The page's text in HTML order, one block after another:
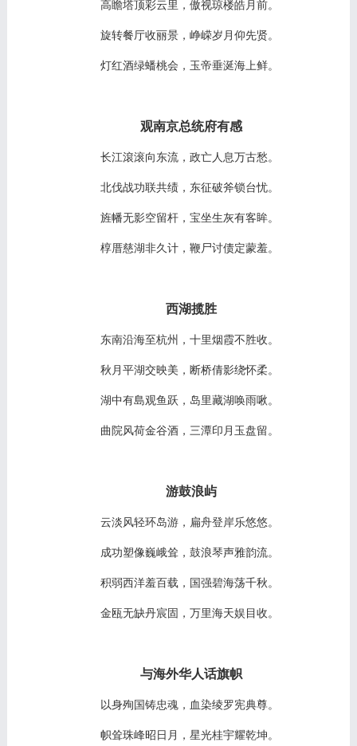
高瞻塔顶彩云里，傲视琼楼皓月前。
旋转餐厅收丽景，峥嵘岁月仰先贤。
灯红酒绿蟠桃会，玉帝垂涎海上鲜。
观南京总统府有感
长江滾滚向东流，政亡人息万古愁。
北伐战功联共绩，东征破斧锁台忧。
旌幡无影空留杆，宝坐生灰有客眸。
椁厝慈湖非久计，鞭尸讨债定蒙羞。
西湖揽胜
东南沿海至杭州，十里烟霞不胜收。
秋月平湖交映美，断桥倩影绕怀柔。
湖中有島观鱼跃，岛里藏湖唤雨啾。
曲院风荷金谷酒，三潭印月玉盘留。
游鼓浪屿
云淡风轻环岛游，扁舟登岸乐悠悠。
成功塑像巍峨耸，鼓浪琴声雅韵流。
积弱西洋羞百载，国强碧海荡千秋。
金瓯无缺丹宸固，万里海天娱目收。
与海外华人话旗帜
以身殉国铸忠魂，血染绫罗宪典尊。
帜耸珠峰昭日月，星光桂宇耀乾坤。